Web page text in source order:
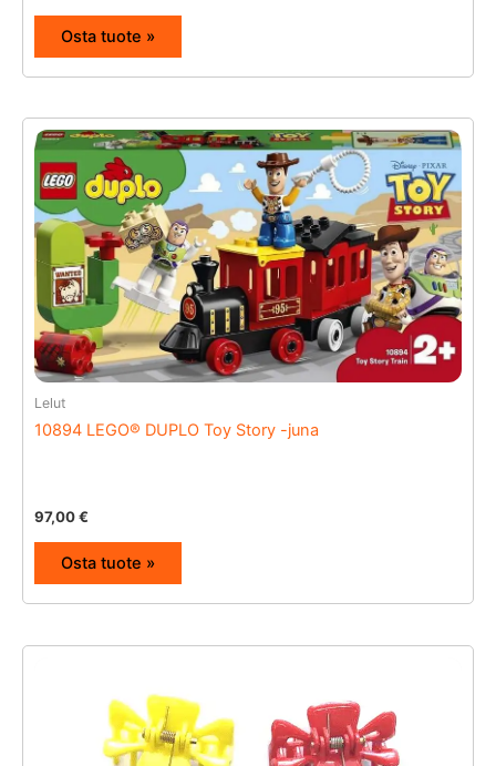
Osta tuote »
Lelut
10894 LEGO® DUPLO Toy Story -juna
97,00€
Osta tuote »